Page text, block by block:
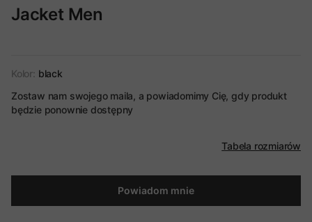
Jacket Men
Kolor: black
Zostaw nam swojego maila, a powiadomimy Cię, gdy produkt
będzie ponownie dostępny
Tabela rozmiarów
Powiadom mnie